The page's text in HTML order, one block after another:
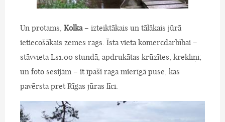
Un protams, Kolka – izteiktākais un tālākais jūrā
ietiecošākais zemes rags. Īsta vieta komercdarbībai –
stāvvieta Ls1.00 stundā, apdrukātas krūzītes, krekliņi;
un foto sesijām – it īpaši raga mierīgā puse, kas
pavērsta pret Rīgas jūras līci.